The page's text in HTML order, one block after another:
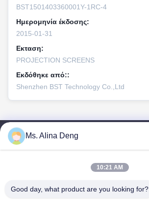
BST1501403360001Y-1RC-4
Ημερομηνία έκδοσης:
2015-01-31
Εκταση:
PROJECTION SCREENS
Εκδόθηκε από::
Shenzhen BST Technology Co.,Ltd
Γρήγοροι Σύνδεσμοι
Προϊόντα
Γύρος Εργοστασίων
Ms. Alina Deng
10:21 AM
Good day, what product are you looking for?